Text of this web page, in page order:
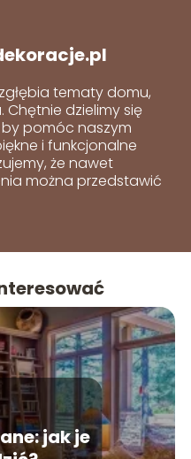
tematy domu,
dzielimy się
pomóc naszym
i funkcjonalne
że nawet
można przedstawić
jak je